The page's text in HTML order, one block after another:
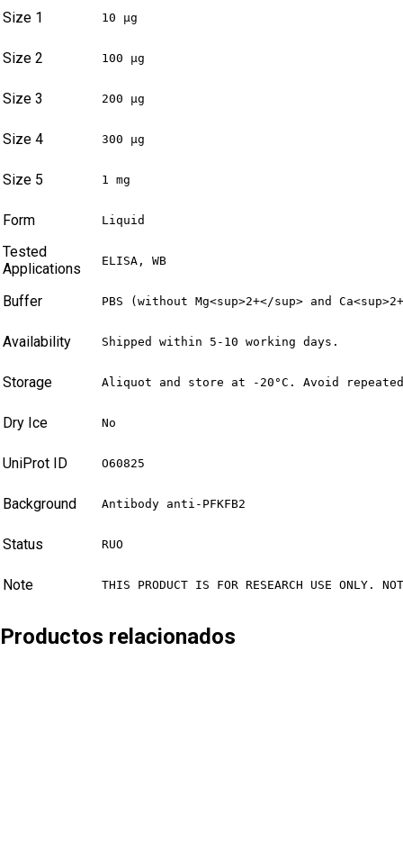
Size 1 10 µg
Size 2 100 µg
Size 3 200 µg
Size 4 300 µg
Size 5 1 mg
Form Liquid
Tested
Applications
ELISA, WB
Buffer PBS (without Mg<sup>2+</sup> and
Availability Shipped within 5-10 working days.
Storage Aliquot and store at -20°C. Avoid
Dry Ice No
UniProt ID O60825
Background Antibody anti-PFKFB2
Status RUO
Note THIS PRODUCT IS FOR RESEARCH USE ONLY.
Productos relacionados